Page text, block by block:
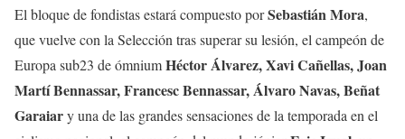
El bloque de fondistas estará compuesto porSebastián Mora,
que vuelve con la Selección tras superar su lesión, el campeón de
Europa sub23 de ómniumHéctor Álvarez, Xavi Cañellas, Joan
Martí Bennassar, Francesc Bennassar, Álvaro Navas, Beñat
Garaiary una de las grandes sensaciones de la temporada en el